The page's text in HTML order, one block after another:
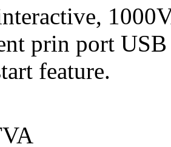
prin port
feature.